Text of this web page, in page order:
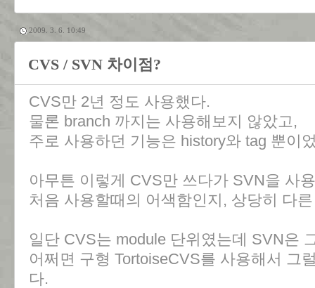
2009. 3. 6. 10:49
CVS / SVN 차이점?
CVS만 2년 정도 사용했다.
물론 branch 까지는 사용해보지 않았고,
주로 사용하던 기능은 history와 tag 뿐이
아무튼 이렇게 CVS만 쓰다가 SVN을 사
처음 사용할때의 어색함인지, 상당히 다
일단 CVS는 module 단위였는데 SVN은
어쩌면 구형 TortoiseCVS를 사용해서 그
다.